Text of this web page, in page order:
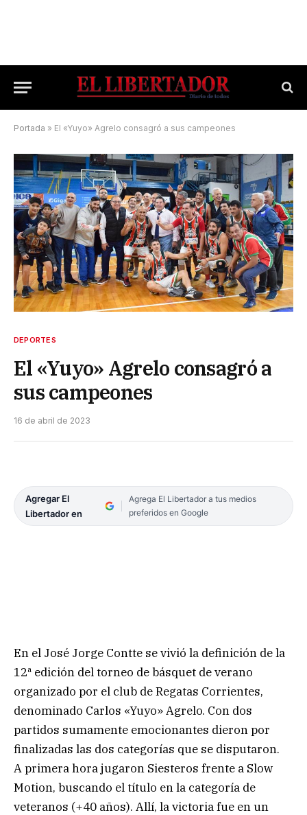
Portada » El «Yuyo» Agrelo consagró a sus campeones
DEPORTES
El «Yuyo» Agrelo consagró a
sus campeones
16 de abril de 2023
Agregar El
Libertador en
Agrega El Libertador a tus medios
preferidos en Google
En el José Jorge Contte se vivió la definición de la
12ª edición del torneo de básquet de verano
organizado por el club de Regatas Corrientes,
denominado Carlos «Yuyo» Agrelo. Con dos
partidos sumamente emocionantes dieron por
finalizadas las dos categorías que se disputaron.
A primera hora jugaron Siesteros frente a Slow
Motion, buscando el título en la categoría de
veteranos (+40 años). Allí, la victoria fue en un